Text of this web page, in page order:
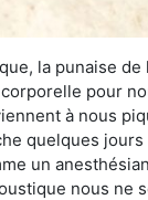
la punaise
pour
à nous
quelques
un
nous ne